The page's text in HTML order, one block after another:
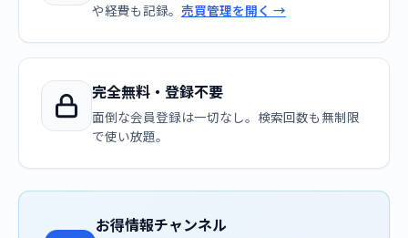
や経費も記録。 売買管理を開く →
完全無料・登録不要
面倒な会員登録は一切なし。検索回数も無制限
で使い放題。
お得情報チャンネル